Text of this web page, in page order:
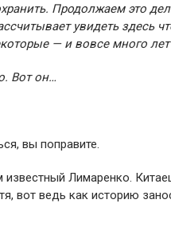
Продолжаем это
увидеть здесь
— и вовсе много
Вот он…
вы поправите.
Лимаренко.
вот ведь как историю